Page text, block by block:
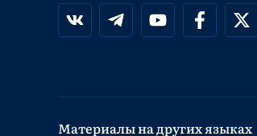
Материалы на других языках